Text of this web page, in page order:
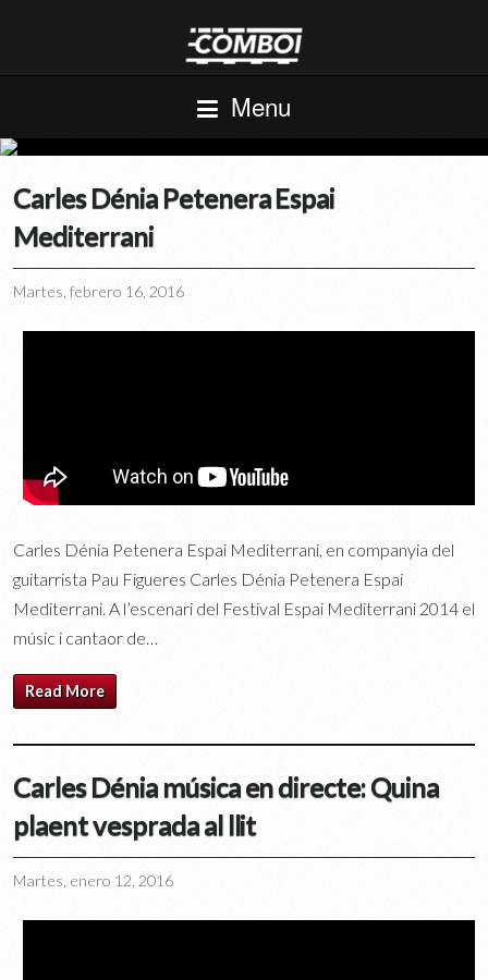
Menu
Carles Dénia Petenera Espai
Mediterrani
Martes, febrero 16, 2016
Carles Dénia Petenera Espai Mediterrani, en companyia del
guitarrista Pau Figueres Carles Dénia Petenera Espai
Mediterrani. A l’escenari del Festival Espai Mediterrani 2014 el
músic i cantaor de…
Read More
Carles Dénia música en directe: Quina
plaent vesprada al llit
Martes, enero 12, 2016